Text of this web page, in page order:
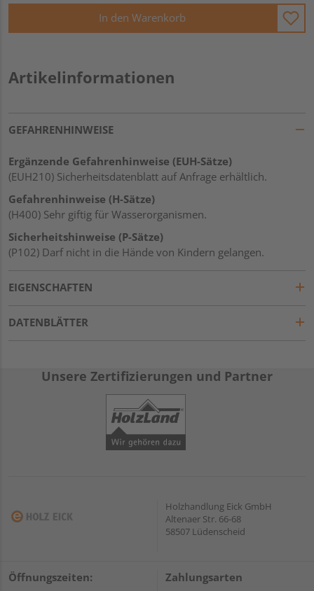
In den Warenkorb
Artikelinformationen
GEFAHRENHINWEISE
Ergänzende Gefahrenhinweise (EUH-Sätze)
(EUH210) Sicherheitsdatenblatt auf Anfrage erhältlich.
Gefahrenhinweise (H-Sätze)
(H400) Sehr giftig für Wasserorganismen.
Sicherheitshinweise (P-Sätze)
(P102) Darf nicht in die Hände von Kindern gelangen.
EIGENSCHAFTEN
DATENBLÄTTER
Unsere Zertifizierungen und Partner
Holzhandlung Eick GmbH
Altenaer Str. 66-68
58507 Lüdenscheid
Öffnungszeiten: Zahlungsarten